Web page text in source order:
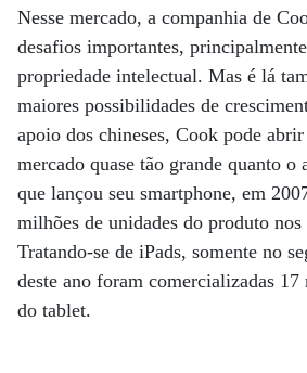
Nesse mercado, a companhia de
desafios importantes,
propriedade intelectual. Mas é lá
maiores possibilidades de
apoio dos chineses, Cook pode
mercado quase tão grande quanto o
que lançou seu smartphone, em
milhões de unidades do produto
Tratando-se de iPads, somente no
deste ano foram comercializadas 17
do tablet.